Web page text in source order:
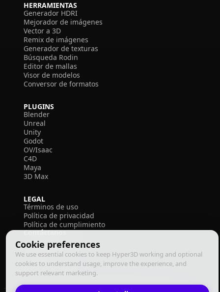
Cookie preferences
We use essential cookies to keep Hyper3D working and optional
cookies to understand usage, improve the experience, and
support relevant marketing.
HERRAMIENTAS
Generador HDRI
Mejorador de imágenes
Vector a 3D
Remix de imágenes
Generador de texturas
Búsqueda Rodin
Editor de mallas
Visor de modelos
Conversor de formatos
PLUGINS
Blender
Unreal
Unity
Godot
OV/Isaac
C4D
Maya
3D Max
LEGAL
Términos de uso
Política de privacidad
Política de cumplimiento
Contáctanos